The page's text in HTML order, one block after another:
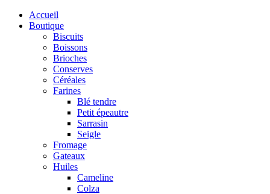
Accueil
Boutique
Biscuits
Boissons
Brioches
Conserves
Céréales
Farines
Blé tendre
Petit épeautre
Sarrasin
Seigle
Fromage
Gateaux
Huiles
Cameline
Colza